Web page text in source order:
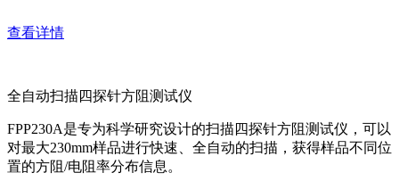
查看详情
全自动扫描四探针方阻测试仪
FPP230A是专为科学研究设计的扫描四探针方阻测试仪，可以
对最大230mm样品进行快速、全自动的扫描，获得样品不同位
置的方阻/电阻率分布信息。